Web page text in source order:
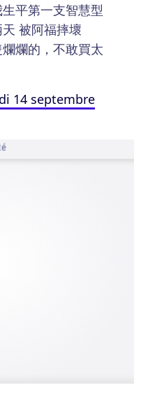
平第一支智慧型
被阿福摔壞
爛的，不敢買太
14 septembre